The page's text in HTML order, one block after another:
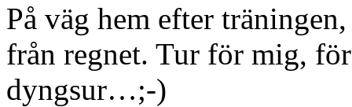
På väg hem efter
från regnet. Tur för mig,
dyngsur…;-)